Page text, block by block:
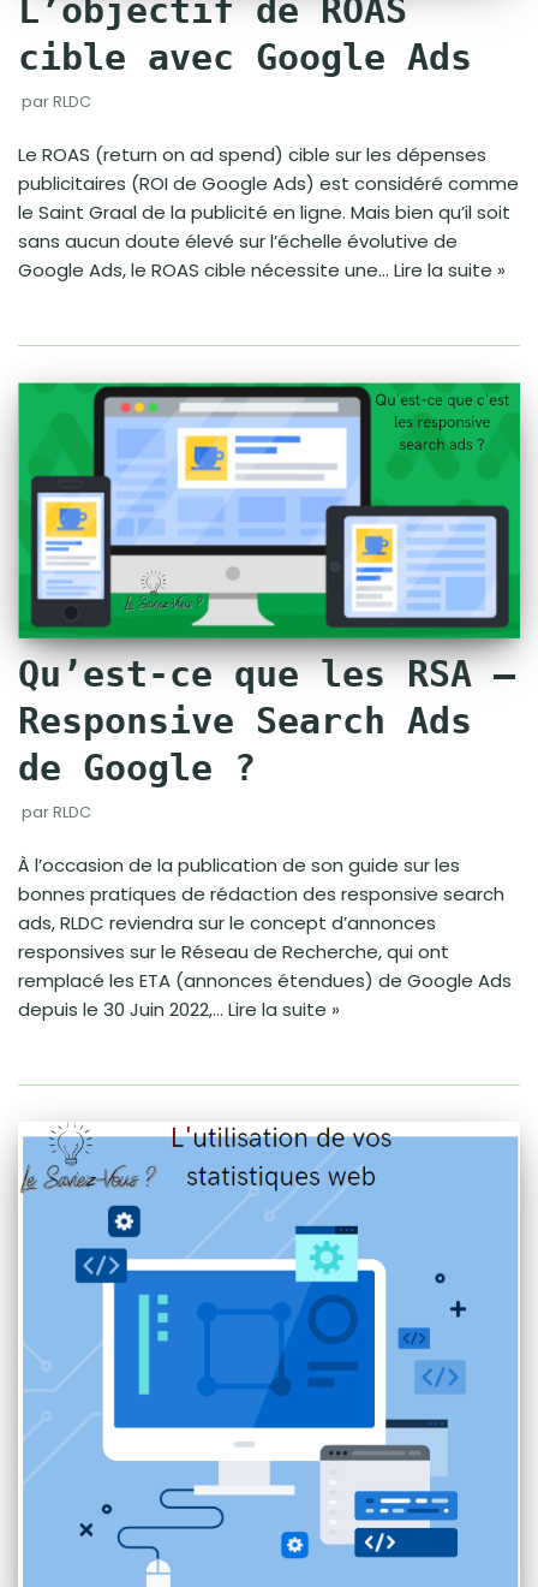
L’objectif de ROAS
cible avec Google Ads
parRLDC
Le ROAS (return on ad spend) cible sur les dépenses
publicitaires (ROI de Google Ads) est considéré comme
le Saint Graal de la publicité en ligne. Mais bien qu’il soit
sans aucun doute élevé sur l’échelle évolutive de
Google Ads, le ROAS cible nécessite une… Lire la suite »
Qu’est-ce que les RSA –
Responsive Search Ads
de Google ?
parRLDC
À l’occasion de la publication de son guide sur les
bonnes pratiques de rédaction des responsive search
ads, RLDC reviendra sur le concept d’annonces
responsives sur le Réseau de Recherche, qui ont
remplacé les ETA (annonces étendues) de Google Ads
depuis le 30 Juin 2022,… Lire la suite »